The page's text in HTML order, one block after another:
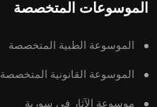
الموسوعات المتخصصة
الموسوعة الطبية المتخصصة
الموسوعة القانونية المتخصصة
موسوعة الآثار في سورية